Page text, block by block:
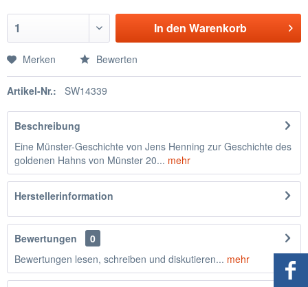
In den Warenkorb
Merken Bewerten
Artikel-Nr.: SW14339
Beschreibung
Eine Münster-Geschichte von Jens Henning zur Geschichte des
goldenen Hahns von Münster 20... mehr
Herstellerinformation
Bewertungen
0
Bewertungen lesen, schreiben und diskutieren... mehr